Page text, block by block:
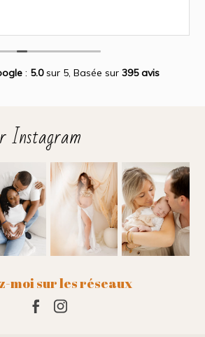
Ce fut une expérience des plus
: 5.0sur 5, Basée sur 395 avis
Instagram
moi sur les réseaux